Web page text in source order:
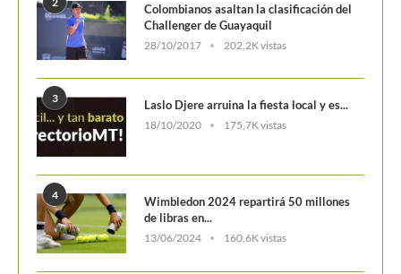
POSTS POPULARES
1
su...
09/03/2023